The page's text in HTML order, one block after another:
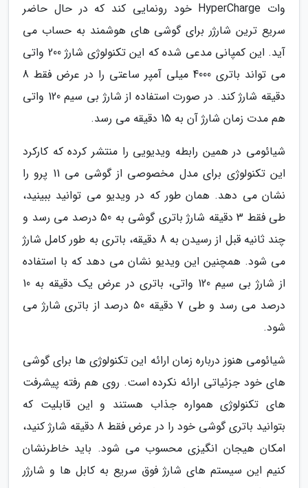
وات HyperCharge خود رونمایی کند که در حال حاضر
سریع ترین شارژر برای گوشی های هوشمند به حساب می
آید. این کمپانی مدعی شده که این تکنولوژی شارژ 200 واتی
می تواند باتری 4000 میلی آمپر ساعتی را در عرض فقط 8
دقیقه شارژ کند. در صورت استفاده از شارژ بی سیم 120 واتی
هم مدت زمان شارژ آن به 15 دقیقه می رسد.
شیائومی در همین رابطه ویدیویی را منتشر کرده که کارکرد
این تکنولوژی برای مدل مخصوصی از گوشی می 11 پرو را
نشان می دهد. همان طور که در ویدیو می توانید ببینید،
طی فقط 3 دقیقه شارژ باتری گوشی به 50 درصد می رسد و
چند ثانیه قبل از رسیدن به 8 دقیقه، باتری به طور کامل شارژ
می شود. همچنین این ویدیو نشان می دهد که با استفاده
از شارژ بی سیم 120 واتی، باتری در عرض یک دقیقه به 10
درصد می رسد و طی 7 دقیقه 50 درصد از باتری شارژ می
شود.
شیائومی هنوز درباره زمان ارائه این تکنولوژی ها برای گوشی
های خود جزئیاتی ارائه نکرده است. روی هم رفته پیشرفت
های تکنولوژی همواره جذاب هستند و این قابلیت که
بتوانید باتری گوشی خود را در عرض فقط 8 دقیقه شارژ کنید،
امکان هیجان انگیزی محسوب می شود. باید خاطرنشان
کنیم این سیستم های شارژ فوق سریع به کابل ها و شارژر